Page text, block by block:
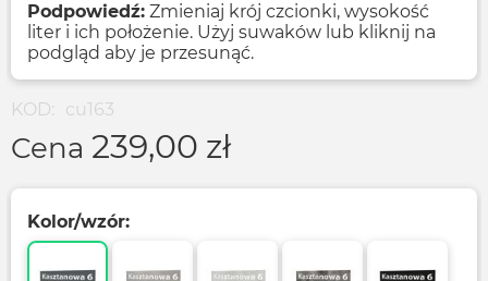
Podpowiedź: Zmieniaj krój czcionki, wysokość
liter i ich położenie. Użyj suwaków lub kliknij na
podgląd aby je przesunąć.
KOD: cu163
Cena 239,00 zł
Kolor/wzór: